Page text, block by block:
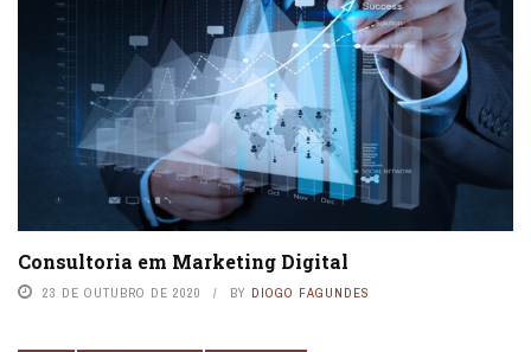
Consultoria em Marketing Digital
23 DE OUTUBRO DE 2020 BY DIOGO FAGUNDES